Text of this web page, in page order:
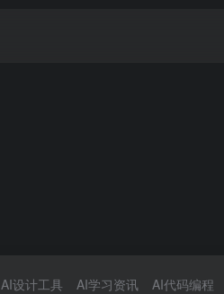
AI设计工具 AI学习资讯 AI代码编程